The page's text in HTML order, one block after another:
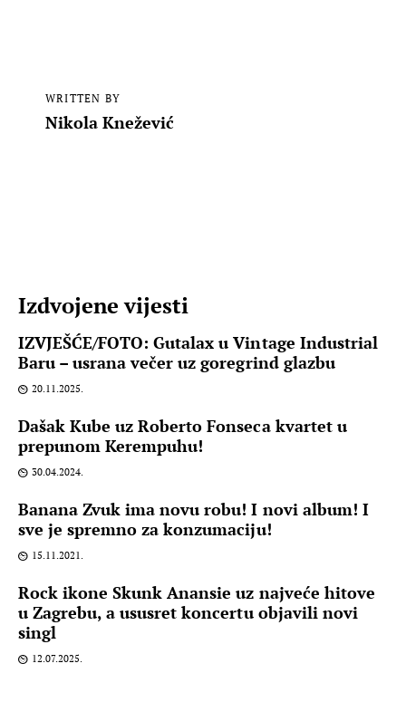
WRITTEN BY
Nikola Knežević
Izdvojene vijesti
IZVJEŠĆE/FOTO: Gutalax u Vintage Industrial
Baru – usrana večer uz goregrind glazbu
20.11.2025.
Dašak Kube uz Roberto Fonseca kvartet u
prepunom Kerempuhu!
30.04.2024.
Banana Zvuk ima novu robu! I novi album! I
sve je spremno za konzumaciju!
15.11.2021.
Rock ikone Skunk Anansie uz najveće hitove
u Zagrebu, a ususret koncertu objavili novi
singl
12.07.2025.